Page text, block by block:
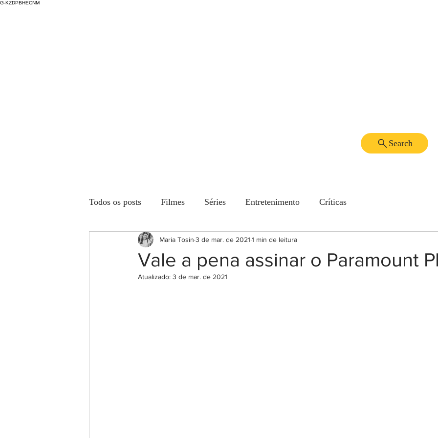
G-KZDPBHECNM
Search
Todos os posts Filmes Séries Entretenimento Críticas
Vale a pena assinar o Paramount
Maria Tosin 3 de mar. de 2021 1 min de leitura
Atualizado: 3 de mar. de 2021